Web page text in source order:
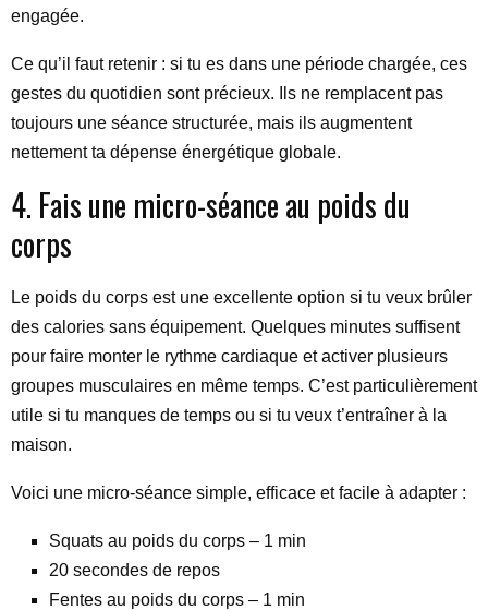
engagée.
Ce qu’il faut retenir : si tu es dans une période chargée, ces
gestes du quotidien sont précieux. Ils ne remplacent pas
toujours une séance structurée, mais ils augmentent
nettement ta dépense énergétique globale.
4. Fais une micro-séance au poids du
corps
Le poids du corps est une excellente option si tu veux brûler
des calories sans équipement. Quelques minutes suffisent
pour faire monter le rythme cardiaque et activer plusieurs
groupes musculaires en même temps. C’est particulièrement
utile si tu manques de temps ou si tu veux t’entraîner à la
maison.
Voici une micro-séance simple, efficace et facile à adapter :
Squats au poids du corps – 1 min
20 secondes de repos
Fentes au poids du corps – 1 min